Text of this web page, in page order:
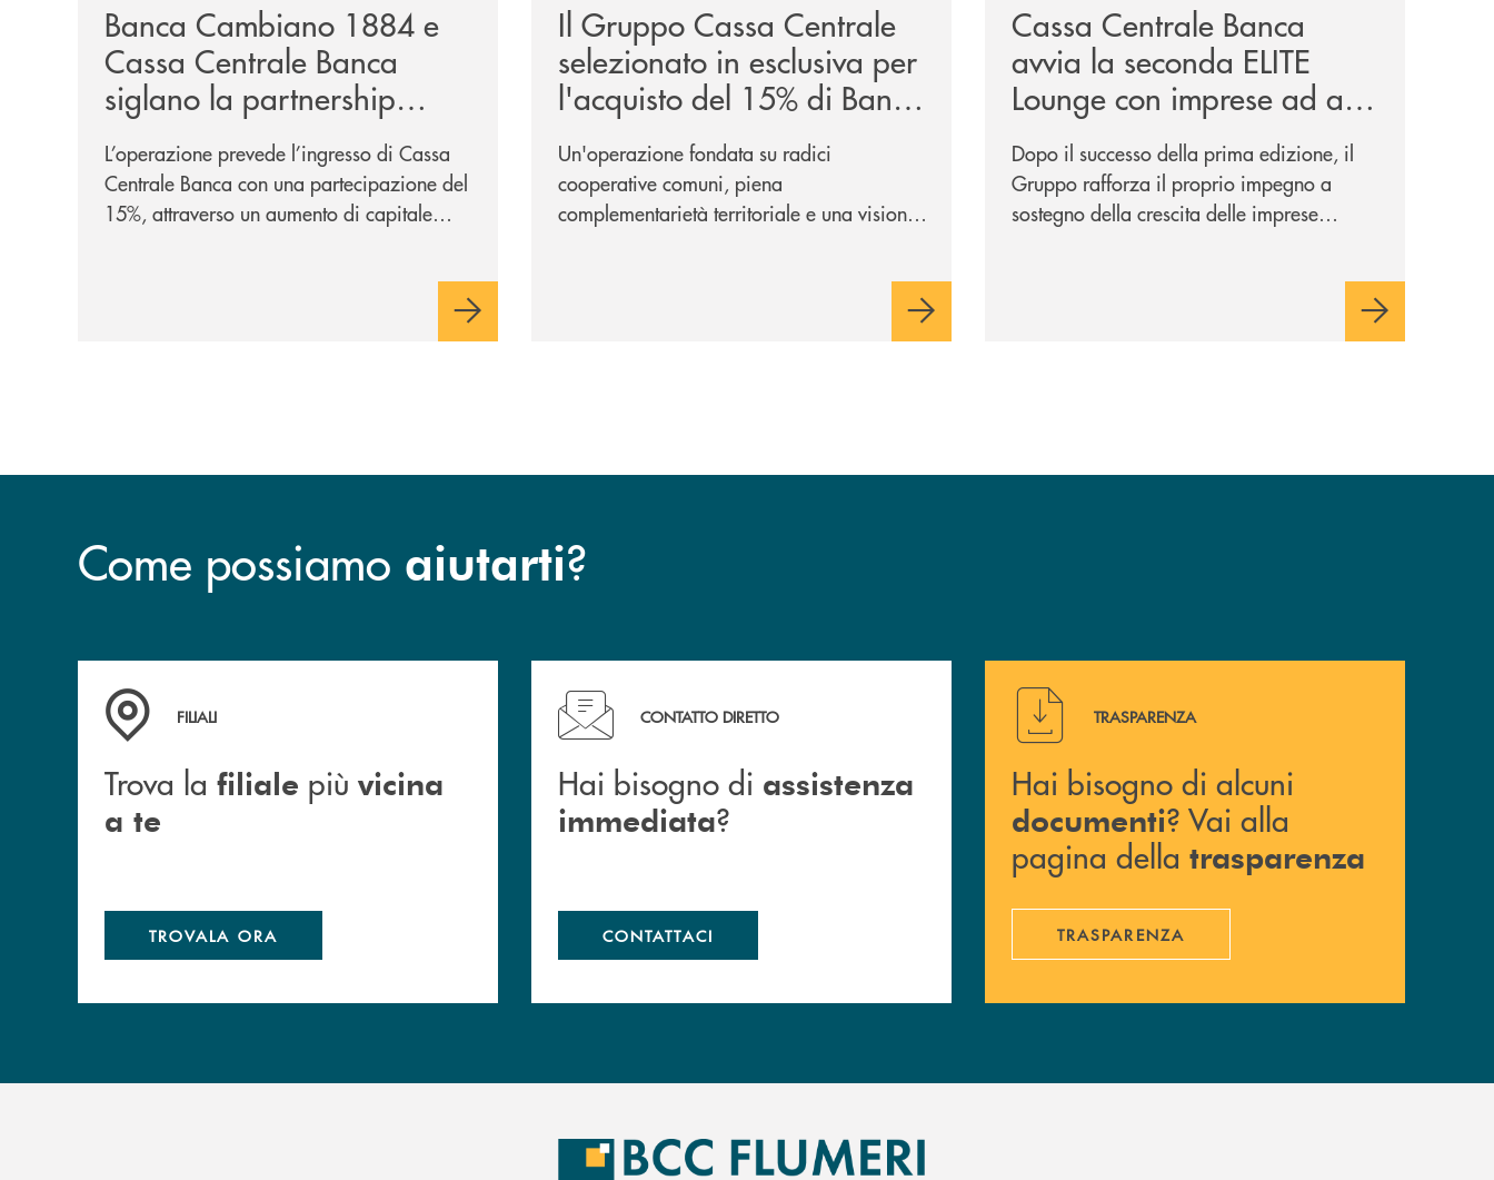
Banca Cambiano 1884 e
Cassa Centrale Banca
siglano la partnership
strategica
L’operazione prevede l’ingresso di Cassa
Centrale Banca con una partecipazione del
15%, attraverso un aumento di capitale
sulla condivisione di valori comuni e sulla
prossimità ai territori, per ampliare l’offerta
Il Gruppo Cassa Centrale
selezionato in esclusiva per
l'acquisto del 15% di Banca
Cambiano 1884
Un'operazione fondata su radici
cooperative comuni, piena
complementarietà territoriale e una visione
Cassa Centrale Banca
avvia la seconda ELITE
Lounge con imprese ad alto
potenziale
Dopo il successo della prima edizione, il
Gruppo rafforza il proprio impegno a
sostegno della crescita delle imprese
Come possiamo aiutarti?
Trova la filiale più vicina a te
FILIALI
Trova la filiale più vicina
a te
TROVALA ORA
Hai bisogno di assistenza immediata ?
CONTATTO DIRETTO
Hai bisogno di assistenza
immediata?
CONTATTACI
Hai bisogno di alcuni documenti ? Vai alla pagina della
TRASPARENZA
Hai bisogno di alcuni
documenti? Vai alla
pagina della trasparenza
TRASPARENZA